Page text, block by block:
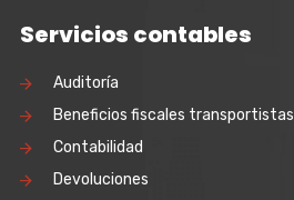
Servicios contables
Auditoría
Beneficios fiscales transportistas
Contabilidad
Devoluciones